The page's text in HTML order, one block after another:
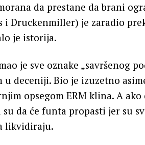
da prestane da brani
i Druckenmiller) je zaradio
je istorija.
je sve oznake „savršenog
u deceniji. Bio je izuzetno
opsegom ERM klina. A
da će funta propasti jer su
likvidiraju.